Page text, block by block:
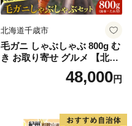
北海道千歳市
毛ガニ しゃぶしゃぶ 800g む
き お取り寄せ グルメ 【北海
道】【札幌バルナバフーズ】
48,000円